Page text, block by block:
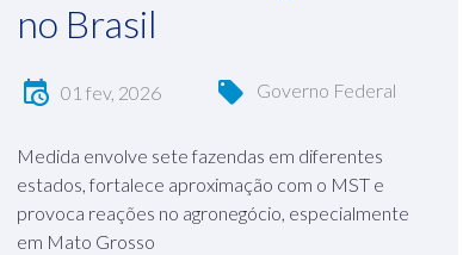
no Brasil
01 fev, 2026 Governo Federal
Medida envolve sete fazendas em diferentes
estados, fortalece aproximação com o MST e
provoca reações no agronegócio, especialmente
em Mato Grosso